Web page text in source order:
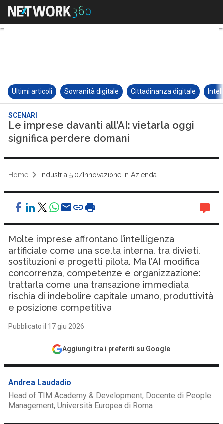
Ultimi articoli Sovranità digitale Cittadinanza digitale
SCENARI
Le imprese davanti all’AI: vietarla oggi
significa perdere domani
Home Industria 5.0/Innovazione In Azienda
Molte imprese affrontano l’intelligenza
artificiale come una scelta interna, tra divieti,
sostituzioni e progetti pilota. Ma l’AI modifica
concorrenza, competenze e organizzazione:
trattarla come una transazione immediata
rischia di indebolire capitale umano, produttività
e posizione competitiva
Pubblicato il 17 giu 2026
Aggiungi tra i preferiti su Google
Andrea Laudadio
Head of TIM Academy & Development, Docente di People
Management, Università Europea di Roma